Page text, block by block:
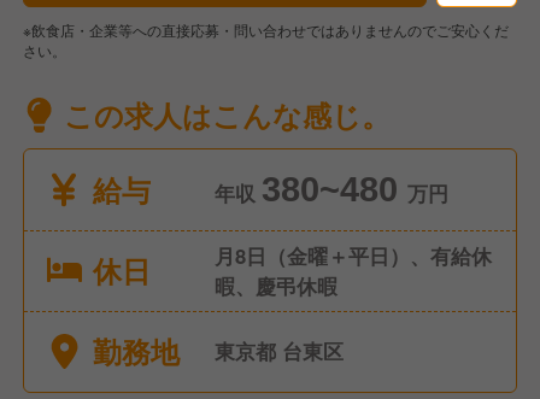
※飲食店・企業等への直接応募・問い合わせではありませんのでご安心くだ
さい。
この求人はこんな感じ。
給与
年収 380~480 万円
休日
月8日（金曜＋平日）、有給休
暇、慶弔休暇
勤務地 東京都 台東区